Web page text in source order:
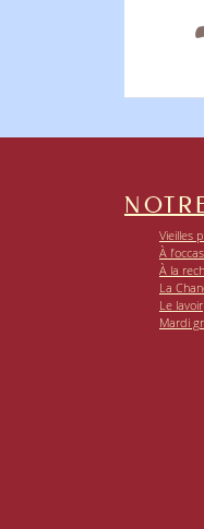
Vieilles
À
À la
La
Le lavoir
Mardi